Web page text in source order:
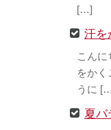
[…]
汗を
こん
をか
うに
夏バ